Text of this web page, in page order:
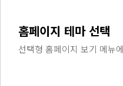
홈페이지 테마 선택
선택형 홈페이지 보기 메뉴